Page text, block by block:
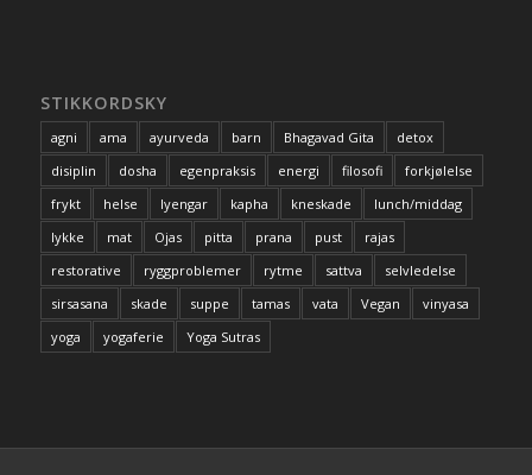
STIKKORDSKY
agni ama ayurveda barn Bhagavad Gita
detox
disiplin
dosha egenpraksis energi filosofi
forkjølelse
frykt
helse Iyengar kapha kneskade
lunch/middag
lykke
mat Ojas pitta prana pust
rajas
restorative
ryggproblemer rytme sattva
selvledelse
sirsasana
skade suppe tamas vata Vegan
vinyasa
yoga
yogaferie Yoga Sutras